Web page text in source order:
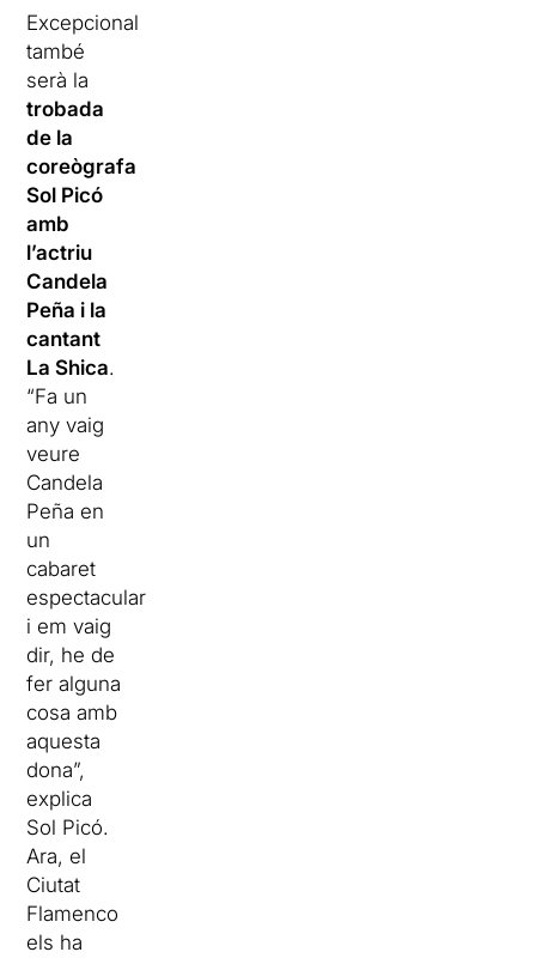
Excepcional
també
serà la
trobada
de la
coreògrafa
Sol Picó
amb
l’actriu
Candela
Peña i la
cantant
La Shica.
“Fa un
any vaig
veure
Candela
Peña en
un
cabaret
espectacular
i em vaig
dir, he de
fer alguna
cosa amb
aquesta
dona”,
explica
Sol Picó.
Ara, el
Ciutat
Flamenco
els ha